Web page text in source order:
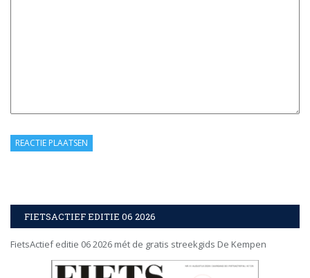
FIETSACTIEF EDITIE 06 2026
FietsActief editie 06 2026 mét de gratis streekgids De Kempen